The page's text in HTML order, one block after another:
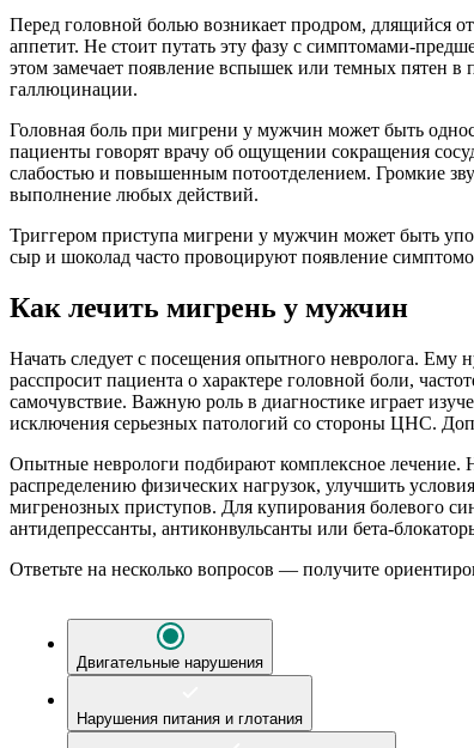
Перед головной болью возникает продром, длящийся
аппетит. Не стоит путать эту фазу с симптомами-
этом замечает появление вспышек или темных пятен в
галлюцинации.
Головная боль при мигрени у мужчин может быть
пациенты говорят врачу об ощущении сокращения
слабостью и повышенным потоотделением. Громкие
выполнение любых действий.
Триггером приступа мигрени у мужчин может быть
сыр и шоколад часто провоцируют появление
Как лечить мигрень у мужчин
Начать следует с посещения опытного невролога. Ему
расспросит пациента о характере головной боли,
самочувствие. Важную роль в диагностике играет
исключения серьезных патологий со стороны ЦНС.
Опытные неврологи подбирают комплексное лечение.
распределению физических нагрузок, улучшить
мигренозных приступов. Для купирования болевого
антидепрессанты, антиконвульсанты или бета-
Ответьте на несколько вопросов — получите